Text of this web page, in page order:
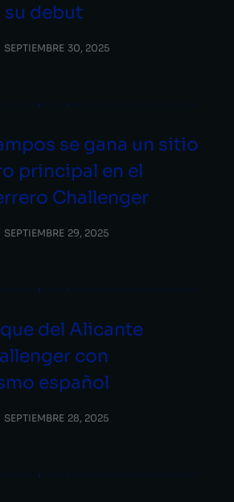
su debut
SEPTIEMBRE 30, 2025
se gana un sitio
principal en el
Challenger
SEPTIEMBRE 29, 2025
del Alicante
con
español
SEPTIEMBRE 28, 2025